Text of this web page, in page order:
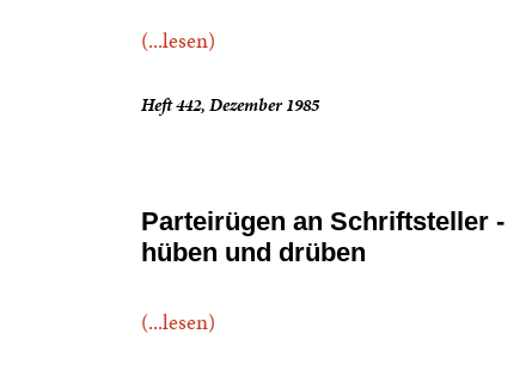
(...lesen)
Heft 442, Dezember 1985
Parteirügen an Schriftsteller -
hüben und drüben
(...lesen)